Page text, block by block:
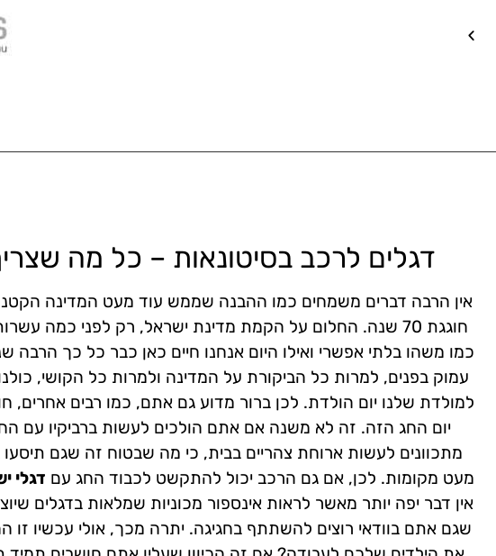
דגלים לרכב בסיטונאות – כל מה
אין הרבה דברים משמחים כמו ההבנה שממש עוד מעט המדינה
חוגגת 70 שנה. החלום על הקמת מדינת ישראל, רק לפני כמה
כמו משהו בלתי אפשרי ואילו היום אנחנו חיים כאן כבר כל כך הרבה
עמוק בפנים, למרות כל הביקורת על המדינה ולמרות כל הקושי, כולנו
למולדת שלנו יום הולדת. לכן ברור מדוע גם אתם, כמו רבים אחרים,
יום החג הזה. זה לא משנה אם אתם הולכים לעשות ברביקיו עם
מתכוונים לעשות ארוחת צהריים בבית, כי מה שבטוח זה שגם
מעט מקומות. לכן, אם גם הרכב יכול להתקשט לכבוד החג עם דגלי
אין דבר יפה יותר מאשר לראות אינספור מכוניות שמלאות בדגלים
שגם אתם בוודאי רוצים להשתתף בחגיגה. יתרה מכך, אולי עכשיו זו